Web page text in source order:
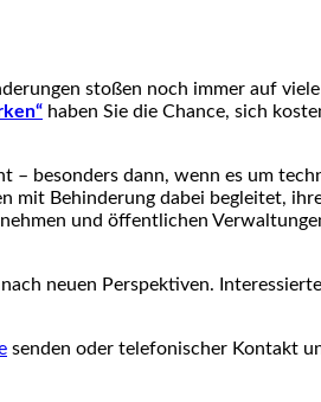
stoßen noch immer auf
haben Sie die Chance, sich
besonders dann, wenn es um
mit Behinderung dabei begleitet,
und öffentlichen
neuen Perspektiven.
senden oder telefonischer Kontakt